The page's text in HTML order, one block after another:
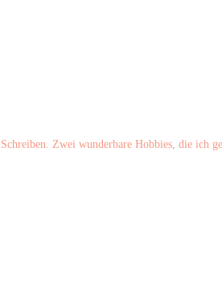
Zwei wunderbare Hobbies, die ich